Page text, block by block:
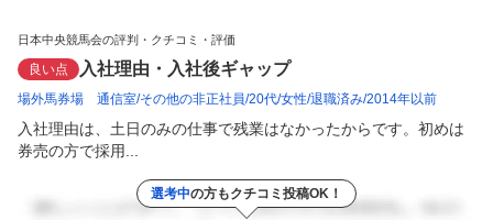
日本中央競馬会の評判・クチコミ・評価
良い点 入社理由・入社後ギャップ
場外馬券場 通信室 その他の非正社員 20代 女性 退職済み 2014年以前
入社理由は、土日のみの仕事で残業はなかったからです。初めは
券売の方で採用...
選考中の方もクチコミ投稿OK！